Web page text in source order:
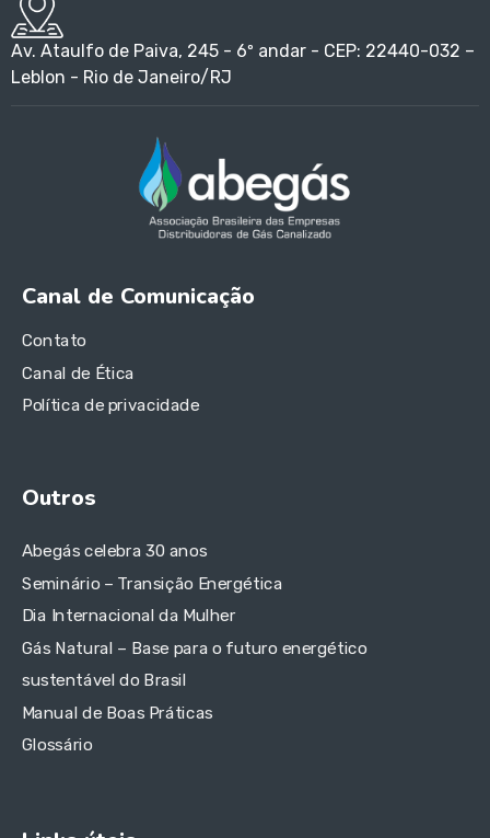
Av. Ataulfo de Paiva, 245 - 6º andar - CEP: 22440-032 –
Leblon - Rio de Janeiro/RJ
Canal de Comunicação
Contato
Canal de Ética
Política de privacidade
Outros
Abegás celebra 30 anos
Seminário – Transição Energética
Dia Internacional da Mulher
Gás Natural – Base para o futuro energético
sustentável do Brasil
Manual de Boas Práticas
Glossário